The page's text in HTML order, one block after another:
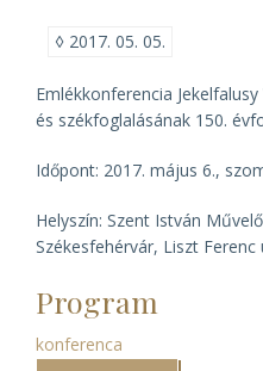
◊ 2017. 05. 05.
Emlékkonferencia
és székfoglalásának 150.
Időpont: 2017. május 6.,
Helyszín: Szent István
Székesfehérvár, Liszt Ferenc
Program
konferenca